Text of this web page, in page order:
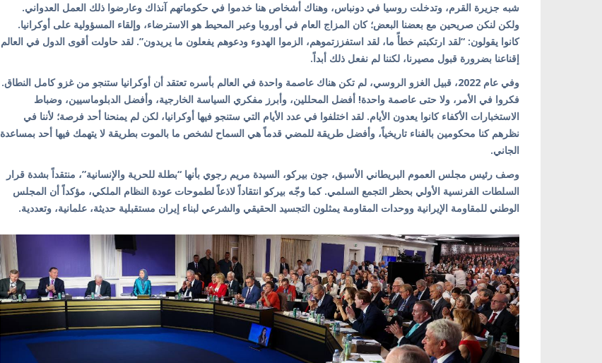
شبه جزيرة القرم، وتدخلت روسيا في دونباس، وهناك أشخاص هنا خدموا في حكوماتهم آنذاك وعارضوا ذلك العمل العدواني.
ولكن لنكن صريحين مع بعضنا البعض؛ كان المزاج العام في أوروبا وعبر المحيط هو الاسترضاء، وإلقاء المسؤولية على أوكرانيا.
كانوا يقولون: “لقد ارتكبتم خطأً ما، لقد استفززتموهم، الزموا الهدوء ودعوهم يفعلون ما يريدون”. لقد حاولت أقوى الدول في العالم
إقناعنا بضرورة قبول مصيرنا، لكننا لم نفعل ذلك أبداً.
وفي عام 2022، قبيل الغزو الروسي، لم تكن هناك عاصمة واحدة في العالم بأسره تعتقد أن أوكرانيا ستنجو من غزو كامل النطاق.
فكروا في الأمر، ولا حتى عاصمة واحدة! أفضل المحللين، وأبرز مفكري السياسة الخارجية، وأفضل الدبلوماسيين، وضباط
الاستخبارات الأكفاء كانوا يعدون الأيام. لقد اختلفوا في عدد الأيام التي ستنجو فيها أوكرانيا، لكن لم يمنحنا أحد فرصة؛ لأننا في
نظرهم كنا محكومين بالفناء تاريخياً، وأفضل طريقة للمضي قدماً هي السماح لشخص ما بالموت بطريقة لا يتهمك فيها أحد بمساعدة
الجاني.
وصف رئيس مجلس العموم البريطاني الأسبق، جون بيركو، السيدة مريم رجوي بأنها “بطلة للحرية والإنسانية”، منتقداً بشدة قرار
السلطات الفرنسية الأولي بحظر التجمع السلمي. كما وجّه بيركو انتقاداً لاذعاً لطموحات عودة النظام الملكي، مؤكداً أن المجلس
الوطني للمقاومة الإيرانية ووحدات المقاومة يمثلون التجسيد الحقيقي والشرعي لبناء إيران مستقبلية حديثة، علمانية، وتعددية.